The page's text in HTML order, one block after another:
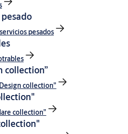
pesados
collection”
collection”
collection”